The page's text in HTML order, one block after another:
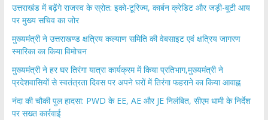
उत्तराखंड में बढ़ेंगे राजस्व के स्रोत: इको-टूरिज्म, कार्बन क्रेडिट और जड़ी-बूटी आय
पर मुख्य सचिव का जोर
मुख्यमंत्री ने उत्तराखण्ड क्षत्रिय कल्याण समिति की वेबसाइट एवं क्षत्रिय जागरण
स्मारिका का किया विमोचन
मुख्यमंत्री ने हर घर तिरंगा यात्रा कार्यक्रम में किया प्रतिभाग,मुख्यमंत्री ने
प्रदेशवासियों से स्वतंत्रता दिवस पर अपने घरों में तिरंगा फहराने का किया आवाह्न
नंदा की चौकी पुल हादसा: PWD के EE, AE और JE निलंबित, सीएम धामी के निर्देश
पर सख्त कार्रवाई